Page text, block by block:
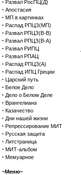
· Развал РосПЦ(Д)
· Апостасия
· МП в картинках
· Распад РПЦЗ(МП)
· Развал РПЦЗ(В-В)
· Развал РПЦЗ(В-А)
· Развал РИПЦ
· Развал РПАЦ
· Распад РПЦЗ(А)
· Распад ИПЦ Греции
· Царский путь
· Белое Дело
· Дело о Белом Деле
· Врангелиана
· Казачество
· Дни нашей жизни
· Репрессирование МИТ
· Русская защита
· Литстраница
· МИТ-альбом
· Мемуарное
~Меню~